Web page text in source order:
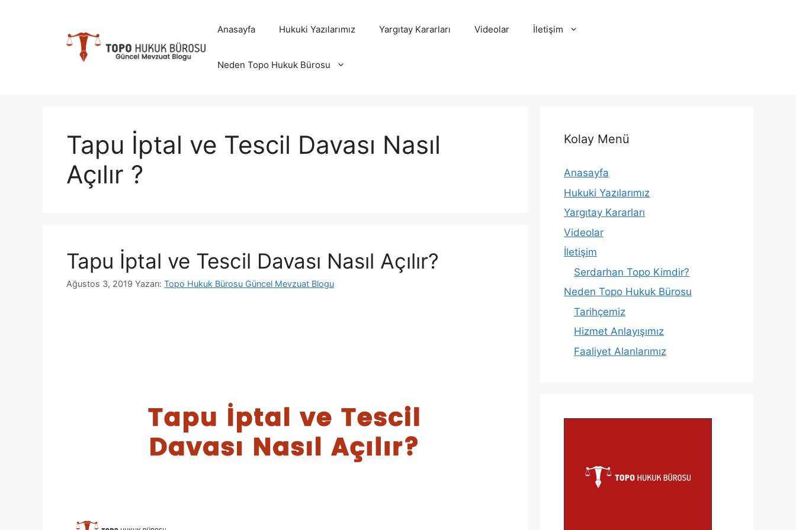
Anasayfa Hukuki Yazılarımız Yargıtay Kararları Videolar İletişim
Neden Topo Hukuk Bürosu
Tapu İptal ve Tescil Davası Nasıl
Açılır ?
Tapu İptal ve Tescil Davası Nasıl Açılır?
Ağustos 3, 2019 Yazarı: Topo Hukuk Bürosu Güncel Mevzuat Blogu
Kolay Menü
Anasayfa
Hukuki Yazılarımız
Yargıtay Kararları
Videolar
İletişim
Serdarhan Topo Kimdir?
Neden Topo Hukuk Bürosu
Tarihçemiz
Hizmet Anlayışımız
Faaliyet Alanlarımız